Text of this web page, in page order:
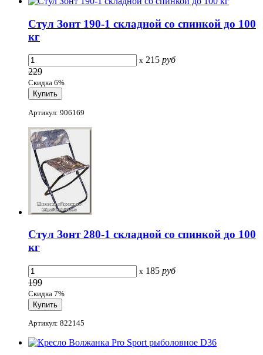
Стул Зонт 190-1 складной со спинкой до 100
кг
x 215 руб
229
Скидка 6%
Артикул: 906169
Стул Зонт 280-1 складной со спинкой до 100
кг
x 185 руб
199
Скидка 7%
Артикул: 822145